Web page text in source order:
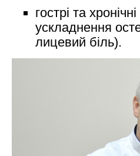
гострі та
ускладнення
лицевий біль).